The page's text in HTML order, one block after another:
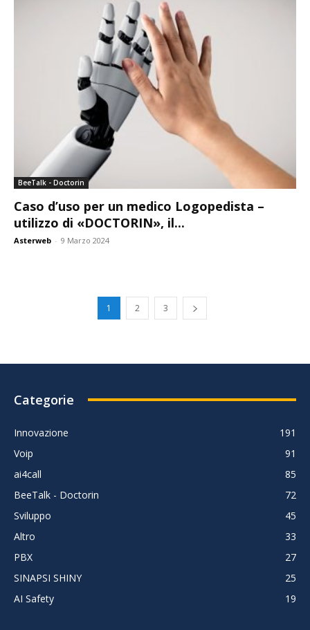
BeeTalk - Doctorin
Caso d’uso per un medico Logopedista –
utilizzo di «DOCTORIN», il...
Asterweb - 9 Marzo 2024
1 2 3
Categorie
Innovazione
191
Voip
91
ai4call
85
BeeTalk - Doctorin
72
Sviluppo
45
Altro
33
PBX
27
SINAPSI SHINY
25
AI Safety
19